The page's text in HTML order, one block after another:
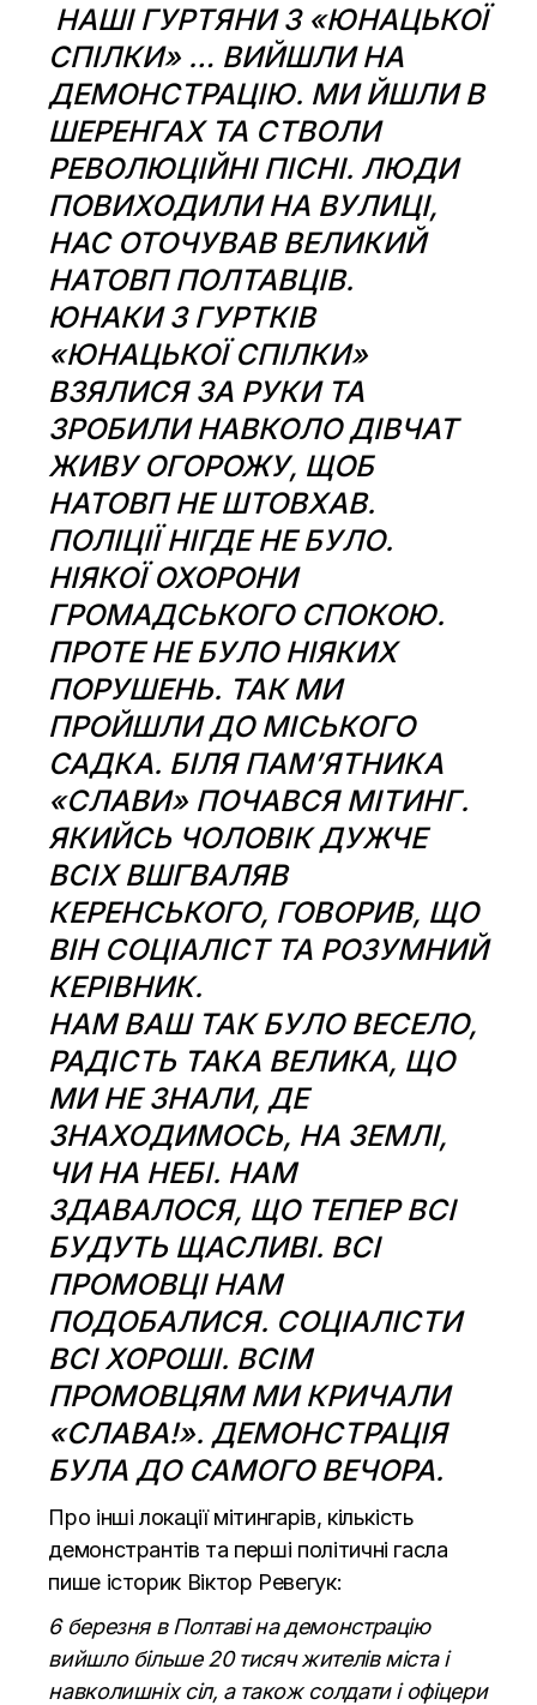
НАШІ ГУРТЯНИ З «ЮНАЦЬКОЇ
СПІЛКИ» … ВИЙШЛИ НА
ДЕМОНСТРАЦІЮ. МИ ЙШЛИ В
ШЕРЕНГАХ ТА СТВОЛИ
РЕВОЛЮЦІЙНІ ПІСНІ. ЛЮДИ
ПОВИХОДИЛИ НА ВУЛИЦІ,
НАС ОТОЧУВАВ ВЕЛИКИЙ
НАТОВП ПОЛТАВЦІВ.
ЮНАКИ З ГУРТКІВ
«ЮНАЦЬКОЇ СПІЛКИ»
ВЗЯЛИСЯ ЗА РУКИ ТА
ЗРОБИЛИ НАВКОЛО ДІВЧАТ
ЖИВУ ОГОРОЖУ, ЩОБ
НАТОВП НЕ ШТОВХАВ.
ПОЛІЦІЇ НІГДЕ НЕ БУЛО.
НІЯКОЇ ОХОРОНИ
ГРОМАДСЬКОГО СПОКОЮ.
ПРОТЕ НЕ БУЛО НІЯКИХ
ПОРУШЕНЬ. ТАК МИ
ПРОЙШЛИ ДО МІСЬКОГО
САДКА. БІЛЯ ПАМ’ЯТНИКА
«СЛАВИ» ПОЧАВСЯ МІТИНГ.
ЯКИЙСЬ ЧОЛОВІК ДУЖЧЕ
ВСІХ ВШГВАЛЯВ
КЕРЕНСЬКОГО, ГОВОРИВ, ЩО
ВІН СОЦІАЛІСТ ТА РОЗУМНИЙ
КЕРІВНИК.
НАМ ВАШ ТАК БУЛО ВЕСЕЛО,
РАДІСТЬ ТАКА ВЕЛИКА, ЩО
МИ НЕ ЗНАЛИ, ДЕ
ЗНАХОДИМОСЬ, НА ЗЕМЛІ,
ЧИ НА НЕБІ. НАМ
ЗДАВАЛОСЯ, ЩО ТЕПЕР ВСІ
БУДУТЬ ЩАСЛИВІ. ВСІ
ПРОМОВЦІ НАМ
ПОДОБАЛИСЯ. СОЦІАЛІСТИ
ВСІ ХОРОШІ. ВСІМ
ПРОМОВЦЯМ МИ КРИЧАЛИ
«СЛАВА!». ДЕМОНСТРАЦІЯ
БУЛА ДО САМОГО ВЕЧОРА.
Про інші локації мітингарів, кількість
демонстрантів та перші політичні гасла
пише історик Віктор Ревегук:
6 березня в Полтаві на демонстрацію
вийшло більше 20 тисяч жителів міста і
навколишніх сіл, а також солдати і офіцери